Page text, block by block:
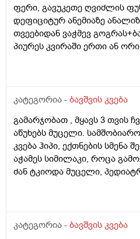
რო მივცეთ რამე
შეჭამა და კაი
ეძინა კარგად,რას გვირჩევთ
პირიქით ეძებს და
როგორ ჯობია?და რას
ორი ჭამა?ახალ
დაკრისტალებული გავიდა
და ახლა ისეა რო არც
სოსკიდან ჭამს ოღონდ
გვითხრა ისე რო ცოტა
გიჟადაა ქცეული და
ფერი, გავუკეთე ღვიძლის
დეფიციტურ ანემიაზე
თვეებიდან ვაჭმევ
პიურეს კვირაში ერთი ან
სეზონზე მანდარინსაც
სხვა რამე ანალიზი
კატეგორია - ბავშვის კვება
გამარჯობათ , მყავს 3 თვის
აწუხებს მუცელი.
კვება ჰიპი, ექთნების სმენა
აჭამეს სიმილაკი, როცა
ძან ტკიოდა მუცელი,
კურკლებივით გადიოდა
კომფორტ არ, ჰიპის
კატეგორია - ბავშვის კვება